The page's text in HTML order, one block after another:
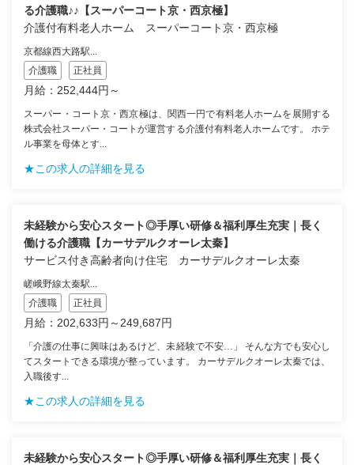
る介護職♪♪【スーパーコート京・西京極】
介護付有料老人ホーム スーパーコート京・西京極
京都線西大路駅...
介護職
正社員
月給：252,444円～
スーパー・コート京・西京極は、関西一円で有料老人ホームを展開する
株式会社スーパー・コートが運営する介護付有料老人ホームです。 ホテ
ル事業を母体とす...
★この求人の詳細を見る
未経験から安心スタート◎手厚い研修＆福利厚生充実｜長く
働ける介護職【カーサデルクオーレ太秦】
サービス付き高齢者向け住宅 カーサデルクオーレ太秦
嵯峨野線太秦駅...
介護職
正社員
月給：202,633円～249,687円
「介護の仕事に興味はあるけど、未経験で不安…」 そんな方でも安心し
てスタートできる環境が整っています。 カーサデルクオーレ太秦では、
入職後す...
★この求人の詳細を見る
未経験から安心スタート◎手厚い研修＆福利厚生充実｜長く